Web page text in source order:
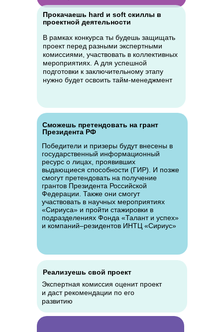
Прокачаешь hard и soft скиллы в
проектной деятельности
В рамках конкурса ты будешь защищать
проект перед разными экспертными
комиссиями, участвовать в коллективных
мероприятиях. А для успешной
подготовки к заключительному этапу
нужно будет освоить тайм-менеджмент
Реализуешь свой проект
Экспертная комиссия оценит проект
и даст рекомендации по его
развитию
Сможешь претендовать на грант
Президента РФ
Победители и призеры будут внесены в
государственный информационный
ресурс о лицах, проявивших
выдающиеся способности (ГИР). И позже
смогут претендовать на получение
грантов Президента Российской
Федерации. Также они смогут
участвовать в научных мероприятиях
«Сириуса» и пройти стажировки в
подразделениях Фонда «Талант и успех»
и компаний–резидентов ИНТЦ «Сириус»